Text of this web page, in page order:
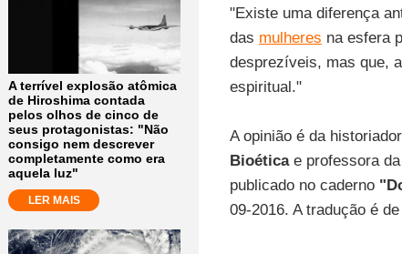
A terrível explosão atômica
de Hiroshima contada
pelos olhos de cinco de
seus protagonistas: "Não
consigo nem descrever
completamente como era
aquela luz"
LER MAIS
"Existe uma diferença
das mulheres na esfera
desprezíveis, mas que,
espiritual."
A opinião é da
Bioéticae professora da
publicado no caderno
09-2016. A tradução é de